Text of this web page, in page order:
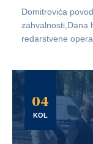
Domitrovića
zahvalnosti,Dana
redarstvene
04
KOL